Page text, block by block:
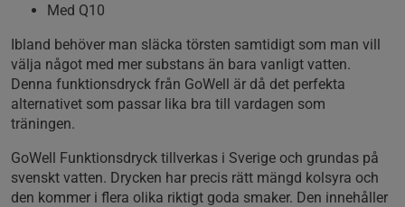
Med Q10
Ibland behöver man släcka törsten samtidigt som man vill
välja något med mer substans än bara vanligt vatten.
Denna funktionsdryck från GoWell är då det perfekta
alternativet som passar lika bra till vardagen som
träningen.
GoWell Funktionsdryck tillverkas i Sverige och grundas på
svenskt vatten. Drycken har precis rätt mängd kolsyra och
den kommer i flera olika riktigt goda smaker. Den innehåller